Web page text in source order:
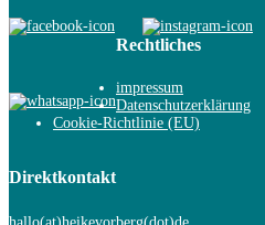
Rechtliches
impressum
Datenschutzerklärung
Cookie-Richtlinie (EU)
Direktkontakt